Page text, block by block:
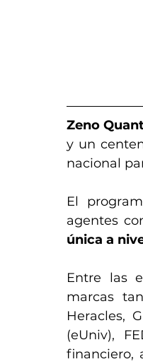
Zeno
y un
nacional
El
agentes
única a
Entre las
marcas
Heracles,
(eUniv),
financiero,